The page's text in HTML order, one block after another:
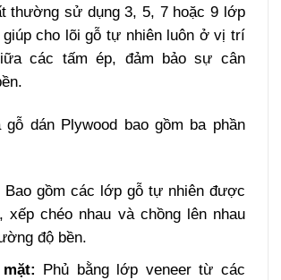
thường sử dụng 3, 5, 7 hoặc 9 lớp
giúp cho lõi gỗ tự nhiên luôn ở vị trí
các tấm ép, đảm bảo sự cân
gỗ dán Plywood bao gồm ba phần
Bao gồm các lớp gỗ tự nhiên được
xếp chéo nhau và chồng lên nhau
độ bền.
Phủ bằng lớp veneer từ các